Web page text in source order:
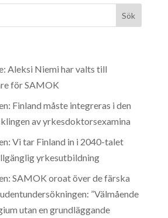
Aleksi Niemi har valts till
för SAMOK
Finland måste integreras i den
av yrkesdoktorsexamina
Vi tar Finland in i 2040-talet
yrkesutbildning
SAMOK oroat över de färska
”Välmående
utan en grundläggande